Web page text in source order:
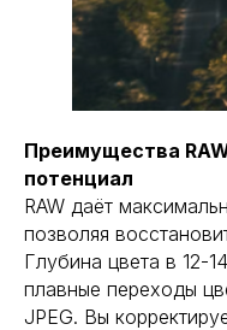
Преимущества
потенциал
RAW даёт
позволяя
Глубина цвета в 12-
плавные переходы
JPEG. Вы